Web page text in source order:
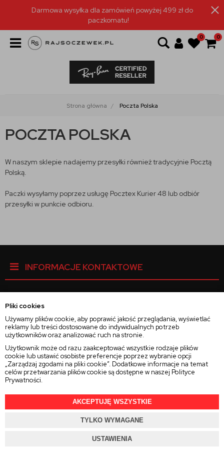
Pliki cookies
Używamy plików cookie, aby poprawić jakość przeglądania, wyświetlać
reklamy lub treści dostosowane do indywidualnych potrzeb
użytkowników oraz analizować ruch na stronie.
Użytkownik może od razu zaakceptować wszystkie rodzaje plików
cookie lub ustawić osobiste preferencje poprzez wybranie opcji
„Zarządzaj zgodami na pliki cookie”. Dodatkowe informacje na temat
celów przetwarzania plików cookie są dostępne w naszej Polityce
Prywatności.
AKCEPTUJĘ WSZYSTKIE
TYLKO WYMAGANE
USTAWIENIA
Darmowa wysyłka dla zamówień powyżej 499 zł do
paczkomatu!
0 0
Strona główna Poczta Polska
POCZTA POLSKA
W naszym sklepie nadajemy przesyłki również tradycyjnie Pocztą
Polską.
Paczki wysyłamy poprzez usługę Pocztex Kurier 48 lub odbiór
przesyłki w punkcie odbioru.
INFORMACJE KONTAKTOWE
Facebook
Instagram
Twitter
2025 © Wszelkie Prawa Zastrzeżone
Projekt i oprogramowanie sklepu: